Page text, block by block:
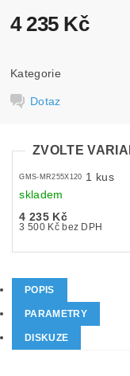
4 235 Kč
Kategorie
Dotaz
ZVOLTE
GMS-MR255X120 1 kus
skladem
4 235 Kč
3 500 Kč bez DPH
POPIS
PARAMETRY
DISKUZE